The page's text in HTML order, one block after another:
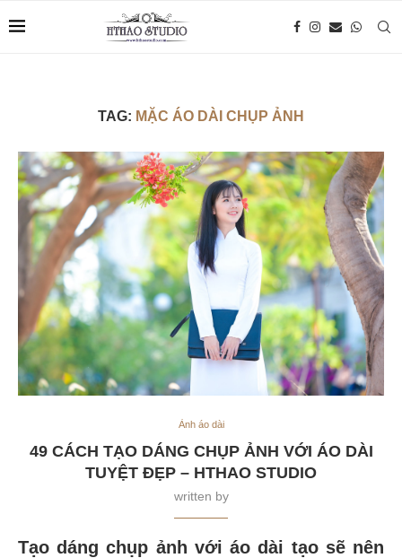
TAG: MẶC ÁO DÀI CHỤP ẢNH
Ảnh áo dài
49 CÁCH TẠO DÁNG CHỤP ẢNH VỚI ÁO DÀI
TUYỆT ĐẸP – HTHAO STUDIO
written by
Tạo dáng chụp ảnh với áo dài tạo sẽ nên